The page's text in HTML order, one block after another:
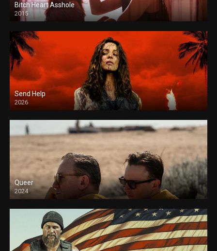
Bitch Heart Asshole
2015
Send Help
2026
Queer
2024